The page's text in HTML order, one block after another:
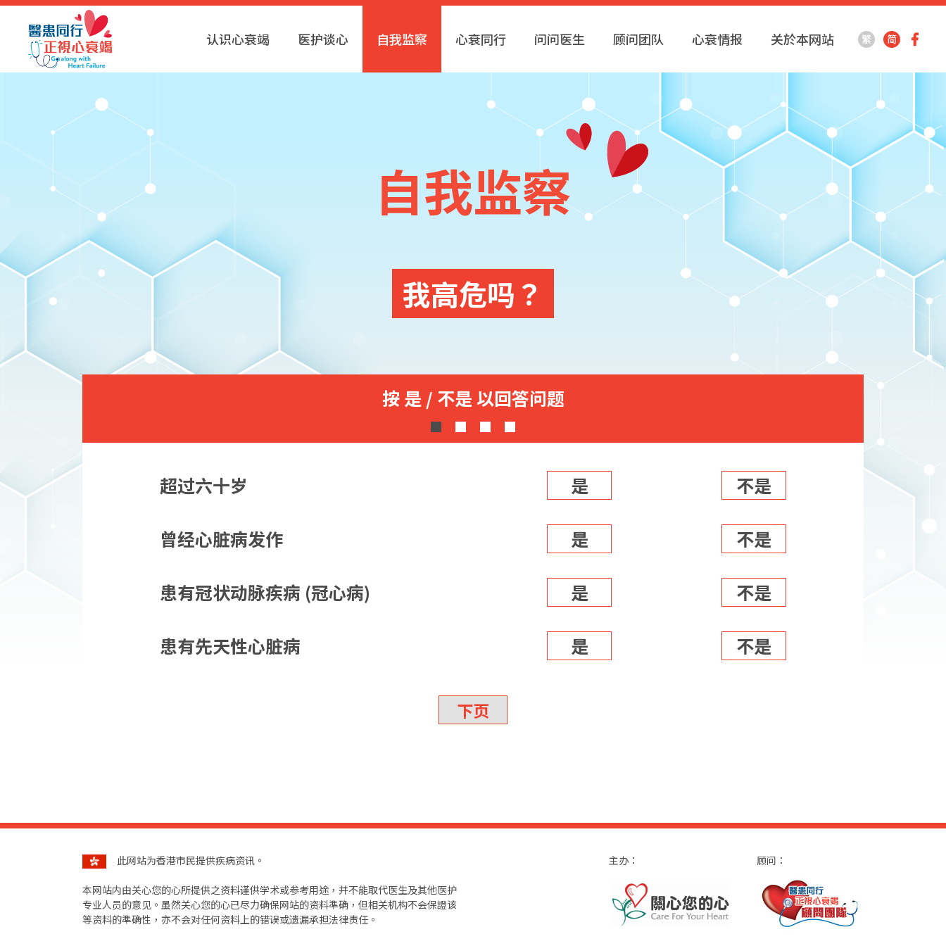
认识心衰竭 医护谈心 自我监察 心衰同行 问问医生 顾问团队 心衰情报 关於本网站 繁 简
自我监察
我高危吗？
按 是 / 不是 以回答问题
超过六十岁 是 不是
曾经心脏病发作 是 不是
患有冠状动脉疾病 (冠心病) 是 不是
患有先天性心脏病 是 不是
下页
此网站为香港市民提供疾病资讯。
本网站内由关心您的心所提供之资料谨供学术或参考用途，并不能取代医生及其他医护
专业人员的意见。虽然关心您的心已尽力确保网站的资料準确，但相关机构不会保證该
等资料的準确性，亦不会对任何资料上的错误或遗漏承担法律责任。
主办： 顾问：